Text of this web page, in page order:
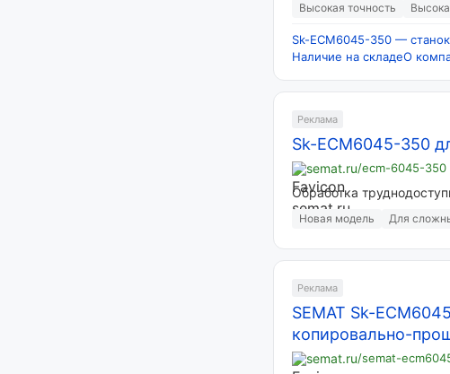
Высокая точность
Sk-ECM6045-350 — станок
Наличие на складеО
Реклама
Sk-ECM6045-350
semat.ru/ecm-6045-350
Обработка
Новая модель Для
Реклама
SEMAT Sk-
копировально-
semat.ru/semat-